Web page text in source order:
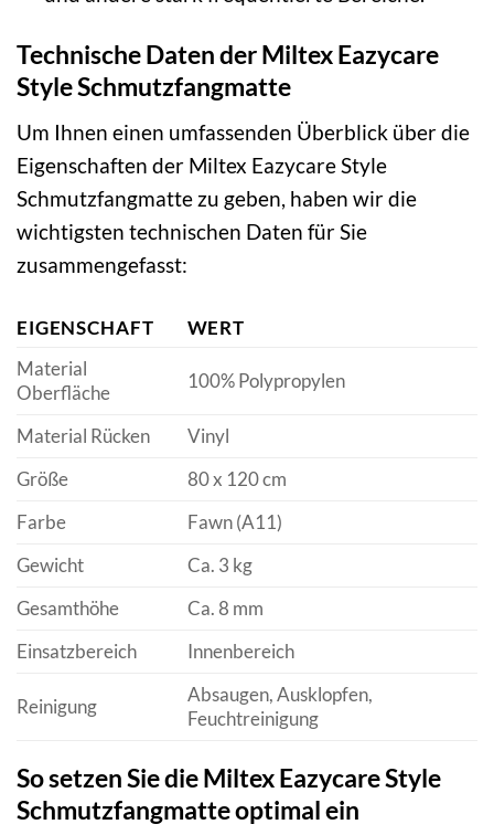
Technische Daten der Miltex Eazycare
Style Schmutzfangmatte
Um Ihnen einen umfassenden Überblick über die
Eigenschaften der Miltex Eazycare Style
Schmutzfangmatte zu geben, haben wir die
wichtigsten technischen Daten für Sie
zusammengefasst:
EIGENSCHAFT
WERT
Material
Oberfläche
100% Polypropylen
Material Rücken
Vinyl
Größe
80 x 120 cm
Farbe
Fawn (A11)
Gewicht
Ca. 3 kg
Gesamthöhe
Ca. 8 mm
Einsatzbereich
Innenbereich
Reinigung
Absaugen, Ausklopfen,
Feuchtreinigung
So setzen Sie die Miltex Eazycare Style
Schmutzfangmatte optimal ein